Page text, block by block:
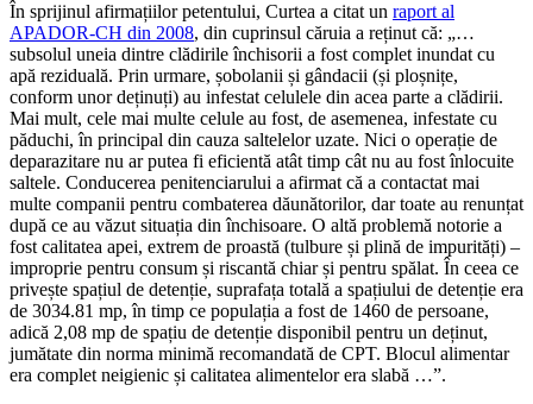
În sprijinul afirmațiilor petentului, Curtea a citat un raport al
APADOR-CH din 2008, din cuprinsul căruia a reținut că: „…
subsolul uneia dintre clădirile închisorii a fost complet inundat cu
apă reziduală. Prin urmare, șobolanii și gândacii (și ploșnițe,
conform unor deținuți) au infestat celulele din acea parte a clădirii.
Mai mult, cele mai multe celule au fost, de asemenea, infestate cu
păduchi, în principal din cauza saltelelor uzate. Nici o operație de
deparazitare nu ar putea fi eficientă atât timp cât nu au fost înlocuite
saltele. Conducerea penitenciarului a afirmat că a contactat mai
multe companii pentru combaterea dăunătorilor, dar toate au renunțat
după ce au văzut situația din închisoare. O altă problemă notorie a
fost calitatea apei, extrem de proastă (tulbure și plină de impurități) –
improprie pentru consum și riscantă chiar și pentru spălat. În ceea ce
privește spațiul de detenție, suprafața totală a spațiului de detenție era
de 3034.81 mp, în timp ce populația a fost de 1460 de persoane,
adică 2,08 mp de spațiu de detenție disponibil pentru un deținut,
jumătate din norma minimă recomandată de CPT. Blocul alimentar
era complet neigienic și calitatea alimentelor era slabă …”.